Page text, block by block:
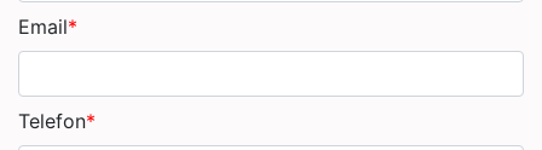
Email*
Telefon*